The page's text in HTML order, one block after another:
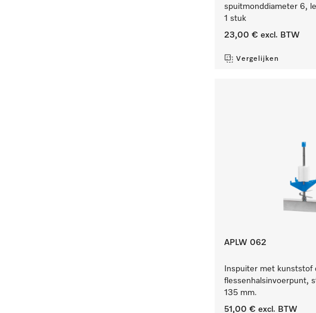
spuitmonddiameter 6,
1 stuk
23,00 € excl. BTW
Vergelijken
APLW 062
Inspuiter met kunststof
flessenhalsinvoerpunt,
135 mm.
51,00 € excl. BTW